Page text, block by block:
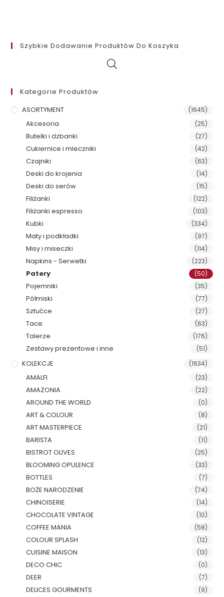
Szybkie Dodawanie Produktów Do Koszyka
Kategorie Produktów
ASORTYMENT
(1645)
Akcesoria (25)
Butelki i dzbanki (27)
Cukiernice i mleczniki (42)
Czajniki (63)
Deski do krojenia (14)
Deski do serów (15)
Filiżanki (122)
Filiżanki espresso (103)
Kubki (334)
Maty i podkładki (97)
Misy i miseczki (114)
Napkins - Serwetki (223)
Patery (50)
Pojemniki (35)
Półmiski (77)
Sztućce (27)
Tace (63)
Talerze (176)
Zestawy prezentowe i inne (51)
KOLEKCJE (1634)
AMALFI (23)
AMAZONIA (22)
AROUND THE WORLD (0)
ART & COLOUR (8)
ART MASTERPIECE (21)
BARISTA (11)
BISTROT OLIVES (25)
BLOOMING OPULENCE (33)
BOTTLES (7)
BOŻE NARODZENIE (74)
CHINOISERIE (14)
CHOCOLATE VINTAGE (10)
COFFEE MANIA (58)
COLOUR SPLASH (12)
CUISINE MAISON (13)
DECO CHIC (0)
DEER (7)
DELICES GOURMENTS (9)